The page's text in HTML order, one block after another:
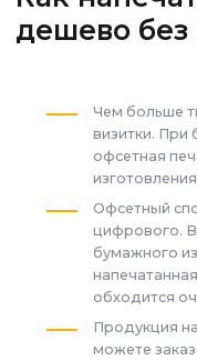
дешево без
Чем больше
визитки. При
офсетная
Офсетный
цифрового.
бумажного
обходится
Продукция
можете